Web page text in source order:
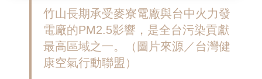
竹山長期承受麥寮電廠與台中火力發
電廠的PM2.5影響，是全台污染貢獻
最高區域之一。（圖片來源／台灣健
康空氣行動聯盟）